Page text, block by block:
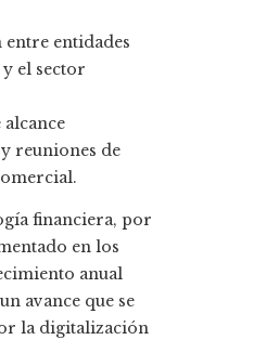
entidades
el sector
alcance
reuniones de
financiera, por
en los
anual
avance que se
la digitalización